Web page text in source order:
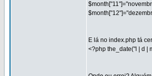
E lá no index.php tá
<?php the_date("l | d |